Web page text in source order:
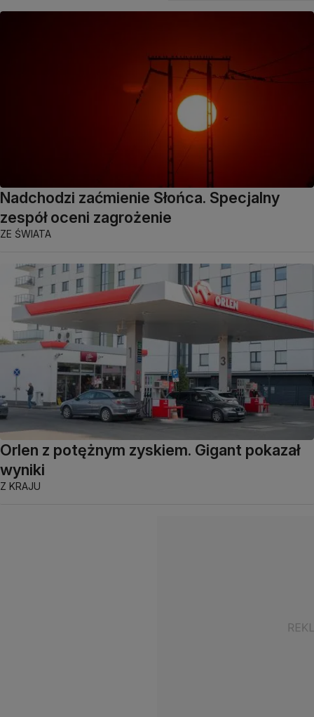
Nadchodzi zaćmienie Słońca. Specjalny
zespół oceni zagrożenie
ZE ŚWIATA
Orlen z potężnym zyskiem. Gigant pokazał
wyniki
Z KRAJU